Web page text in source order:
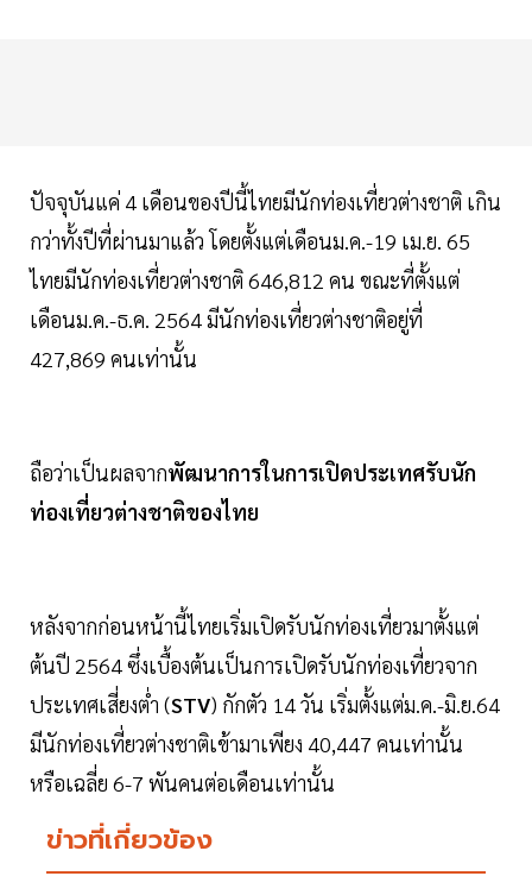
ปัจจุบันแค่ 4 เดือนของปีนี้ไทยมีนักท่องเที่ยวต่างชาติ เกิน
กว่าทั้งปีที่ผ่านมาแล้ว โดยตั้งแต่เดือนม.ค.-19 เม.ย. 65
ไทยมีนักท่องเที่ยวต่างชาติ 646,812 คน ขณะที่ตั้งแต่
เดือนม.ค.-ธ.ค. 2564 มีนักท่องเที่ยวต่างชาติอยู่ที่
427,869 คนเท่านั้น
ถือว่าเป็นผลจากพัฒนาการในการเปิดประเทศรับนัก
ท่องเที่ยวต่างชาติของไทย
หลังจากก่อนหน้านี้ไทยเริ่มเปิดรับนักท่องเที่ยวมาตั้งแต่
ต้นปี 2564 ซึ่งเบื้องต้นเป็นการเปิดรับนักท่องเที่ยวจาก
ประเทศเสี่ยงตํ่า (STV) กักตัว 14 วัน เริ่มตั้งแต่ม.ค.-มิ.ย.64
มีนักท่องเที่ยวต่างชาติเข้ามาเพียง 40,447 คนเท่านั้น
หรือเฉลี่ย 6-7 พันคนต่อเดือนเท่านั้น
ข่าวที่เกี่ยวข้อง